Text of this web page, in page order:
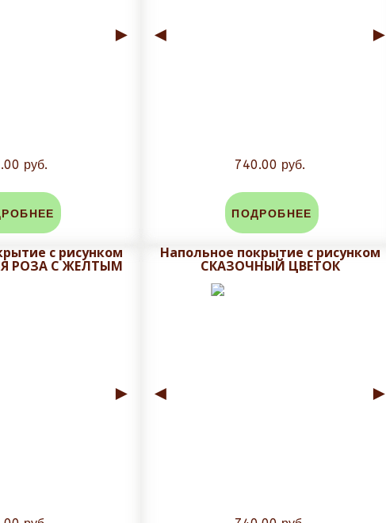
►
руб.
◄ ►
740.00 руб.
ПОДРОБНЕЕ
с рисунком
РОЗА С ЖЕЛТЫМ
►
Напольное покрытие с рисунком
СКАЗОЧНЫЙ ЦВЕТОК
◄ ►